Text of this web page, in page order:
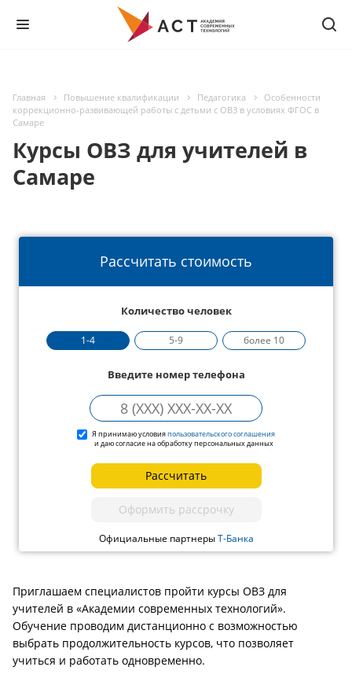
Главная Повышение квалификации Педагогика
Особенности
коррекционно-развивающей работы с детьми с ОВЗ в условиях ФГОС в
Самаре
Курсы ОВЗ для учителей в
Самаре
Рассчитать стоимость
Количество человек
1-4 5-9 более 10
Введите номер телефона
Я принимаю условияпользовательского соглашения
и даю согласие на обработку персональных данных
Рассчитать
Оформить рассрочку
Официальные партнерыТ-Банка
Приглашаем специалистов пройти курсы ОВЗ для
учителей в «Академии современных технологий».
Обучение проводим дистанционно с возможностью
выбрать продолжительность курсов, что позволяет
учиться и работать одновременно.